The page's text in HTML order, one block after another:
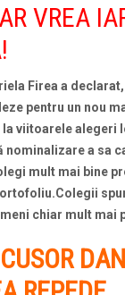
VREA
Firea a
pentru un nou
viitoarele alegeri
nominalizare a sa
mult mai bine
chiar mult mai